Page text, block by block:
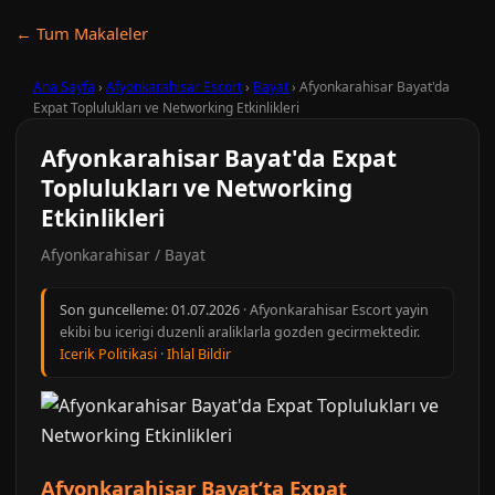
← Tum Makaleler
Ana Sayfa › Afyonkarahisar Escort› Bayat› Afyonkarahisar Bayat'da
Expat Toplulukları ve Networking Etkinlikleri
Afyonkarahisar Bayat'da Expat
Toplulukları ve Networking
Etkinlikleri
Afyonkarahisar / Bayat
Son guncelleme:01.07.2026 · Afyonkarahisar Escort yayin
ekibi bu icerigi duzenli araliklarla gozden gecirmektedir.
Icerik Politikasi ·Ihlal Bildir
Afyonkarahisar Bayat’ta Expat